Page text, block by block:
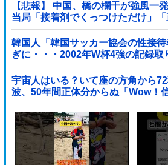
【悲報】 中国、橋の欄干が強風一
当局「接着剤でくっつけただけ」
ない」
韓国人「韓国サッカー協会の性接
ぎに・・・2002年W杯4強の記録取
→「マジで国の恥だ」「2002年ま
宇宙人はいる？いて座の方角から
波、50年間正体分からぬ「Wow！